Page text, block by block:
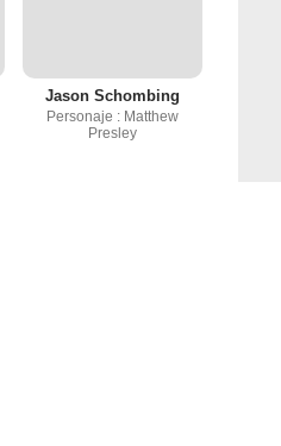
Jason Schombing
Personaje : Matthew
Presley